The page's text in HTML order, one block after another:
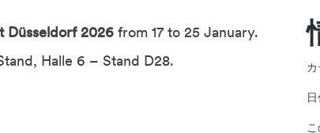
Düsseldorf 2026 from 17 to 25 January.
Halle 6 – Stand D28.